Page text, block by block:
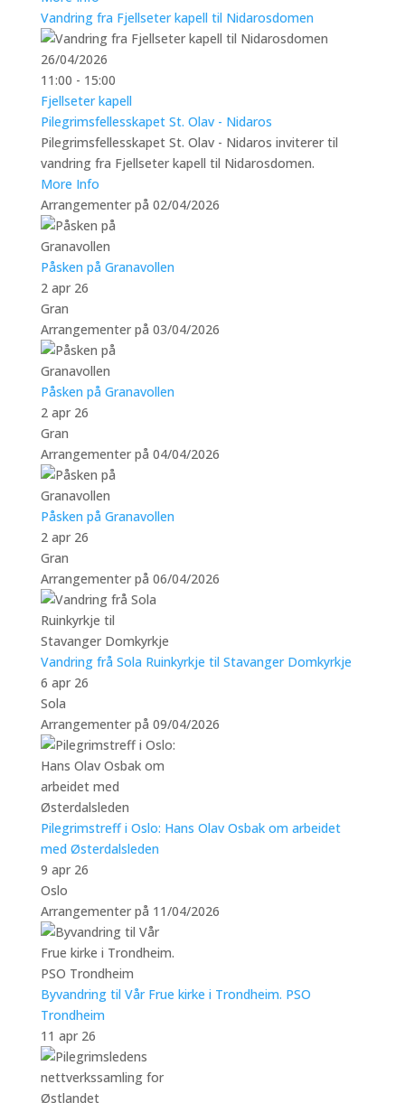
Vandring fra Fjellseter kapell til Nidarosdomen
26/04/2026
11:00 - 15:00
Fjellseter kapell
Pilegrimsfellesskapet St. Olav - Nidaros
Pilegrimsfellesskapet St. Olav - Nidaros inviterer til
vandring fra Fjellseter kapell til Nidarosdomen.
More Info
Arrangementer på 02/04/2026
Påsken på Granavollen
2 apr 26
Gran
Arrangementer på 03/04/2026
Påsken på Granavollen
2 apr 26
Gran
Arrangementer på 04/04/2026
Påsken på Granavollen
2 apr 26
Gran
Arrangementer på 06/04/2026
Vandring frå Sola Ruinkyrkje til Stavanger Domkyrkje
6 apr 26
Sola
Arrangementer på 09/04/2026
Pilegrimstreff i Oslo: Hans Olav Osbak om arbeidet
med Østerdalsleden
9 apr 26
Oslo
Arrangementer på 11/04/2026
Byvandring til Vår Frue kirke i Trondheim. PSO
Trondheim
11 apr 26